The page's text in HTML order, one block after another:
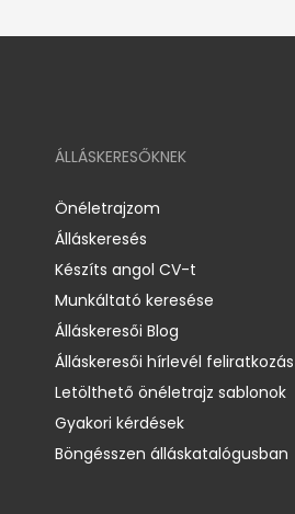
ÁLLÁSKERESŐKNEK
Önéletrajzom
Álláskeresés
Készíts angol CV-t
Munkáltató keresése
Álláskeresői Blog
Álláskeresői hírlevél feliratkozás
Letölthető önéletrajz sablonok
Gyakori kérdések
Böngésszen álláskatalógusban